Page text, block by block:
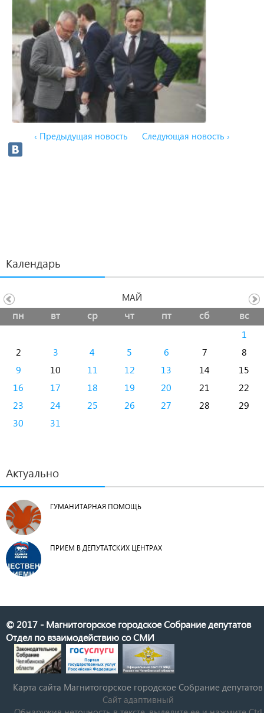
‹ Предыдущая новость Следующая новость ›
Календарь
пн вт ср чт пт сб вс
1
2
3 4 5 6 7
8
9
10 11 12 13 14
15
16
17 18 19 20 21
22
23
24 25 26 27 28
29
30
31
МАЙ
Актуально
ГУМАНИТАРНАЯ ПОМОЩЬ
ПРИЕМ В ДЕПУТАТСКИХ ЦЕНТРАХ
© 2017 - Магнитогорское городское Собрание депутатов
Отдел по взаимодействию со СМИ
Карта сайта Магнитогорское городское Cобрание депутатов
Сайт адаптивный